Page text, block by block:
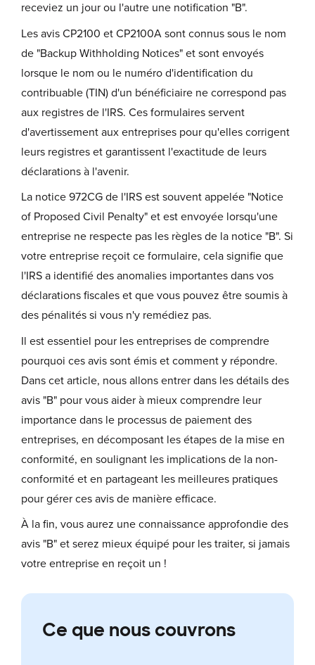
receviez un jour ou l'autre une notification "B".
Les avis CP2100 et CP2100A sont connus sous le nom
de "Backup Withholding Notices" et sont envoyés
lorsque le nom ou le numéro d'identification du
contribuable (TIN) d'un bénéficiaire ne correspond pas
aux registres de l'IRS. Ces formulaires servent
d'avertissement aux entreprises pour qu'elles corrigent
leurs registres et garantissent l'exactitude de leurs
déclarations à l'avenir.
La notice 972CG de l'IRS est souvent appelée "Notice
of Proposed Civil Penalty" et est envoyée lorsqu'une
entreprise ne respecte pas les règles de la notice "B". Si
votre entreprise reçoit ce formulaire, cela signifie que
l'IRS a identifié des anomalies importantes dans vos
déclarations fiscales et que vous pouvez être soumis à
des pénalités si vous n'y remédiez pas.
Il est essentiel pour les entreprises de comprendre
pourquoi ces avis sont émis et comment y répondre.
Dans cet article, nous allons entrer dans les détails des
avis "B" pour vous aider à mieux comprendre leur
importance dans le processus de paiement des
entreprises, en décomposant les étapes de la mise en
conformité, en soulignant les implications de la non-
conformité et en partageant les meilleures pratiques
pour gérer ces avis de manière efficace.
À la fin, vous aurez une connaissance approfondie des
avis "B" et serez mieux équipé pour les traiter, si jamais
votre entreprise en reçoit un !
Ce que nous couvrons